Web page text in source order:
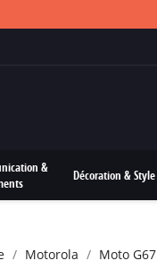
&
Décoration & Style
Motorola Moto G67